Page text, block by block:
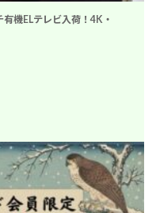
機ELテレビ入荷！4K・